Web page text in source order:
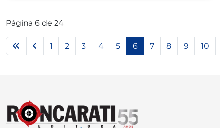
Página 6 de 24
1 2 3 4 5 6 7 8 9 10